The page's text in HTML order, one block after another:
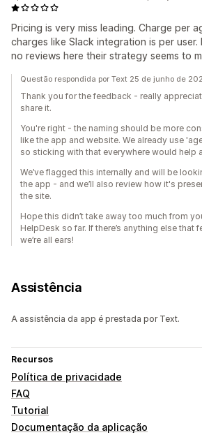
Pricing is very miss leading. Charge per
charges like Slack integration is per user.
no reviews here their strategy seems to
Questão respondida por Text 25 de junho de
Thank you for the feedback - really
share it.
You're right - the naming should be more
like the app and website. We already use
so sticking with that everywhere would help
We’ve flagged this internally and will be
the app - and we’ll also review how it's
the site.
Hope this didn’t take away too much from
HelpDesk so far. If there’s anything else that
we’re all ears!
Assistência
A assistência da app é prestada por Text.
Recursos
Política de privacidade
FAQ
Tutorial
Documentação da aplicação